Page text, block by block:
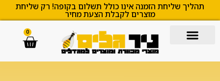
תהליך שליחת הזמנה אינו כולל תשלום בקופה! רק שליחת
מוצרים לקבלת הצעת מחיר
0